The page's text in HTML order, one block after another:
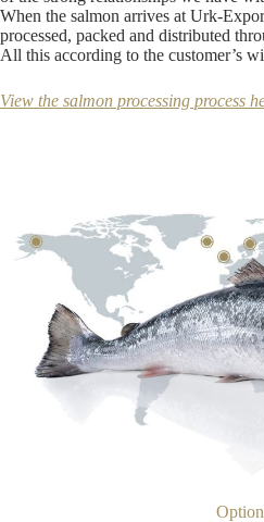
When the salmon arrives at Urk-
processed, packed and distributed
All this according to the customer’s
View the salmon processing process